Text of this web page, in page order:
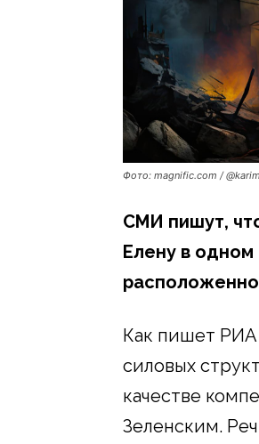
Фото: magnific.com /
СМИ пишут,
Елену в
Как пишет РИА
силовых
качестве
Зеленским.